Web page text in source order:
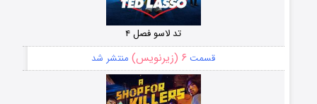
تد لاسو فصل ۴
قسمت ۶ (زیرنویس) منتشر شد